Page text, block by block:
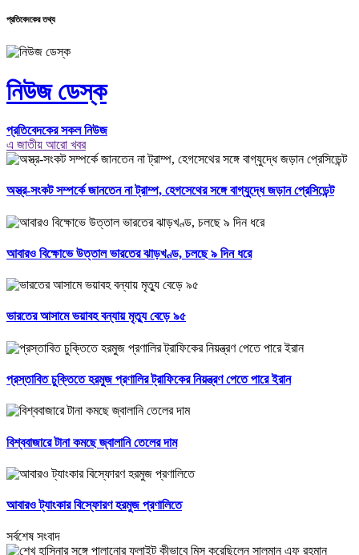
প্রতিবেদকের তথ্য
নিউজ ডেস্ক
প্রতিবেদকের সকল নিউজ
এ জাতীয় আরো খবর
অস্ত্র-সংকট সম্পর্কে জানতেন না ট্রাম্প, হেগসেথের সঙ্গে বাগ্‌যুদ্ধে জড়ান প্রেসিডেন্ট
আবারও বিক্ষোভে উত্তাল ভারতের ঝাড়খণ্ড, চলছে ৯ দিন ধরে
ভারতের আসামে ভয়াবহ বন্যায় মৃত্যু বেড়ে ৯৫
প্রস্তাবিত চুক্তিতে হরমুজ প্রণালির ট্রাফিকের নিয়ন্ত্রণ পেতে পারে ইরান
বিশ্ববাজারে টানা কমছে জ্বালানি তেলের দাম
আবারও ট্যাংকার বিস্ফোরণ হরমুজ প্রণালিতে
সর্বশেষ সংবাদ